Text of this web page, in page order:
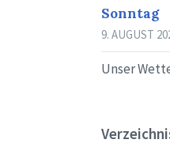
Sonntag
9. AUGUST
Unser